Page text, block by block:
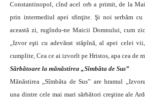
Constantinopol, cînd acel orb a primit, de la
prin intermediul apei sfinţite. Şi noi serbăm cu
această zi, rugîndu-ne Maicii Domnului, cum
„Izvor eşti cu adevărat stăpînă, al apei celei
cumplite, Cea ce ai izvorît pe Hristos, apa cea de
Sărbătoare la mănăstirea „Sîmbăta de Sus”
Mănăstirea „Sîmbăta de Sus” are hramul
una dintre cele mai mari sărbători creştine ale